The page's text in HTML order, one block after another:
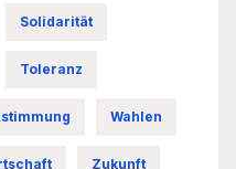
Solidarität
Toleranz
Wahlen
Zukunft